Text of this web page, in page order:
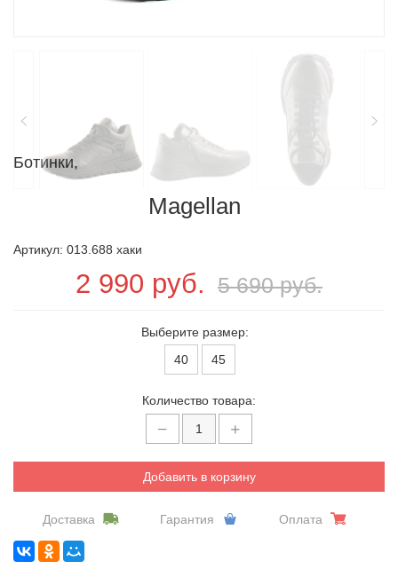
Ботинки,
Magellan
Артикул: 013.688 хаки
2 990 руб. 5 690 руб.
Выберите размер:
40
45
Количество товара:
Добавить в корзину
Доставка Гарантия Оплата